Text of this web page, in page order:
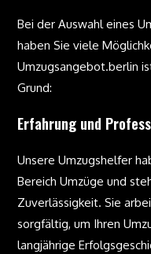
Bei der Auswahl eines
haben Sie viele
Umzugsangebot.berlin
Grund:
Erfahrung und
Unsere Umzugshelfer
Bereich Umzüge und
Zuverlässigkeit. Sie
sorgfältig, um Ihren
langjährige